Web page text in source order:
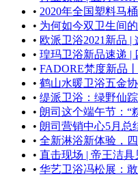
• 2020年全国塑料马
• 为何如今双卫生间
• 欧派卫浴2021新品
• 瑝玛卫浴新品速递 |
• FADORE梵度新品
• 鹤山水暖卫浴五金
• 缇派卫浴：绿野仙
• 朗司这个端午节：“
• 朗司营销中心5月总
• 全新淋浴新体验，
• 直击现场 | 帝王洁具
• 华艺卫浴冯松展：